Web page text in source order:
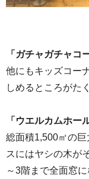
「ガチャガチャコ
他にもキッズコー
しめるところがた
「ウエルカムホー
総面積1,500㎡の
スにはヤシの木が
～3階まで全面窓